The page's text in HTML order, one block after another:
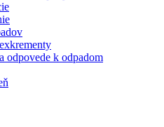
odpovede k odpadom